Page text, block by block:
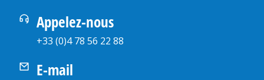
Appelez-nous
+33 (0)4 78 56 22 88
E-mail